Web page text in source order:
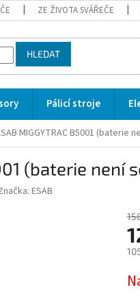
ZE ŽIVOTA SVÁŘEČE
HLEDAT
Pálicí stroje
MIGGYTRAC B5001 (baterie
(baterie
ESAB